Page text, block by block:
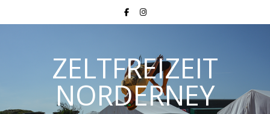
ZELTFREIZEIT
NORDERNEY